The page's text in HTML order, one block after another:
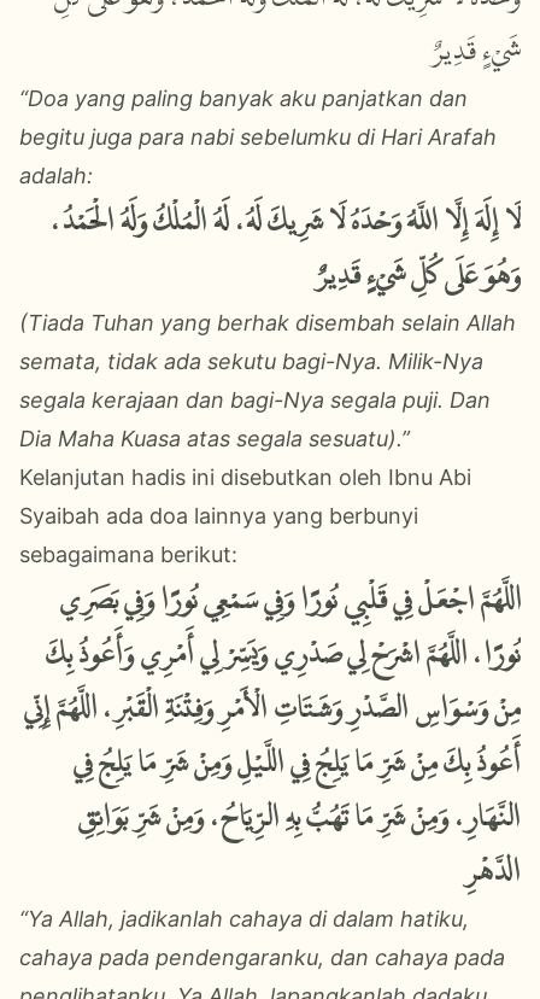
شَيْءٍ قَدِيرٌ
“Doa yang paling banyak aku panjatkan dan
begitu juga para nabi sebelumku di Hari Arafah
adalah:
لَا إِلَهَ إِلَّا اللَّهُ وَحْدَهُ لَا شَرِيكَ لَهُ، لَهُ الْمُلْكُ وَلَهُ الْحَمْدُ،
وَهُوَ عَلَى كُلِّ شَيْءٍ قَدِيرٌ
(Tiada Tuhan yang berhak disembah selain Allah
semata, tidak ada sekutu bagi-Nya. Milik-Nya
segala kerajaan dan bagi-Nya segala puji. Dan
Dia Maha Kuasa atas segala sesuatu).”
Kelanjutan hadis ini disebutkan oleh Ibnu Abi
Syaibah ada doa lainnya yang berbunyi
sebagaimana berikut:
اللَّهُمَّ اجْعَلْ فِي قَلْبِي نُورًا وَفِي سَمْعِي نُورًا وَفِي بَصَرِي
نُورًا، اللَّهُمَّ اشْرَحْ لِي صَدْرِي وَيَسِّرْ لِي أَمْرِي وَأَعُوذُ بِكَ
مِنْ وَسْوَاسِ الصَّدْرِ وَشَتَاتِ الْأَمْرِ وَفِتْنَةِ الْقَبْرِ، اللَّهُمَّ إِنِّي
أَعُوذُ بِكَ مِنْ شَرِّ مَا يَلِجُ فِي اللَّيْلِ وَمِنْ شَرِّ مَا يَلِجُ فِي
النَّهَارِ، وَمِنْ شَرِّ مَا تَهُبُّ بِهِ الرِّيَاحُ، وَمِنْ شَرِّ بَوَائِقِ
الدَّهْرِ
“Ya Allah, jadikanlah cahaya di dalam hatiku,
cahaya pada pendengaranku, dan cahaya pada